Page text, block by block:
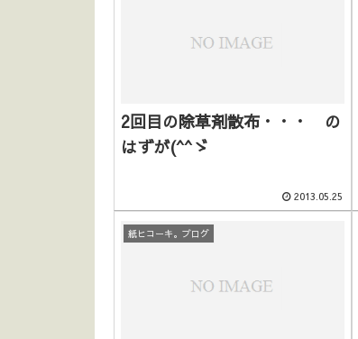
2回目の除草剤散布・・・ の
はずが(^^ゞ
2013.05.25
紙ヒコーキ。ブログ